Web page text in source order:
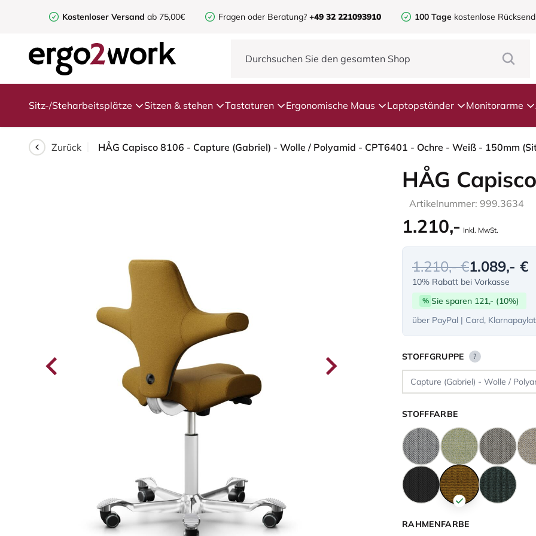
Kostenloser Versand ab 75,00€ Fragen oder Beratung? +49 32 221093910 100 Tage kostenlose
Sitz-/Steharbeitsplätze Sitzen & stehen Tastaturen Ergonomische Maus Laptopständer Monitorarme
Zurück HÅG Capisco 8106 - Capture (Gabriel) - Wolle / Polyamid - CPT6401 - Ochre - Weiß - 150mm
HÅG
Artikelnummer: 999.3634
1.210,- Inkl. MwSt.
1.210,- €1.089,- €
10% Rabatt bei Vorkasse
% Sie sparen 121,- (10%)
über PayPal | Card,
STOFFGRUPPE ?
STOFFFARBE
RAHMENFARBE